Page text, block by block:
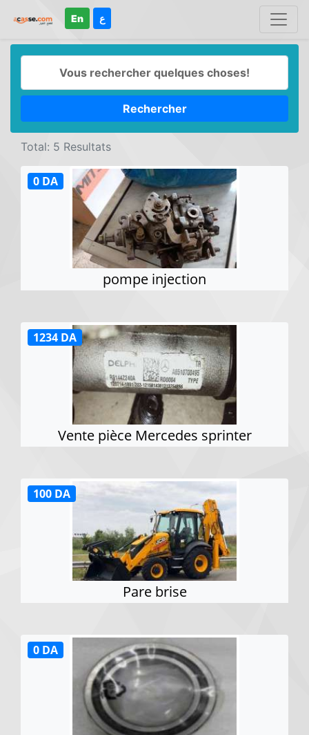
En ع
Rechercher
Total: 5 Resultats
pompe injection
0 DA
Vente pièce Mercedes sprinter
1234 DA
Pare brise
100 DA
0 DA